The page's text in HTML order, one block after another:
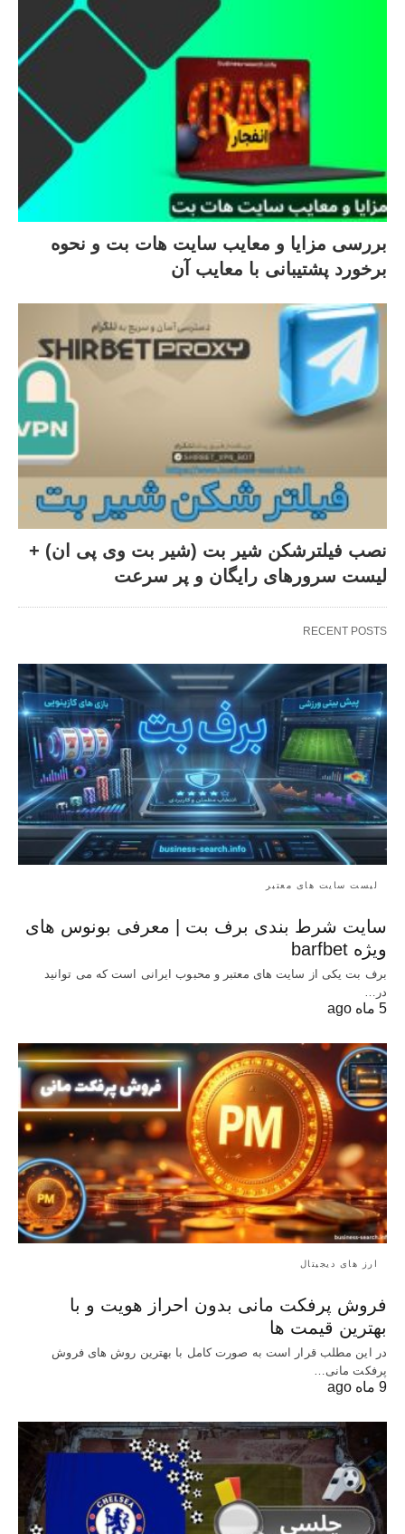
بررسی مزایا و معایب سایت هات بت و نحوه
برخورد پشتیبانی با معایب آن
نصب فیلترشکن شیر بت (شیر بت وی پی ان) +
لیست سرورهای رایگان و پر سرعت
RECENT POSTS
لیست سایت های معتبر
سایت شرط بندی برف بت | معرفی بونوس‌ های
ویژه barfbet
برف بت یکی از سایت های معتبر و محبوب ایرانی است که می توانید
در…
5 ماه ago
ارز های دیجیتال
فروش پرفکت مانی بدون احراز هویت و با
بهترین قیمت ها
در این مطلب قرار است به صورت کامل با بهترین روش‌ های فروش
پرفکت مانی…
9 ماه ago